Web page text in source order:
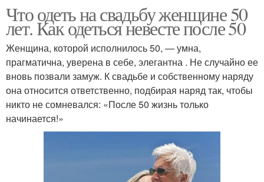
Что одеть на свадьбу женщине 50
лет. Как одеться невесте после 50
Женщина, которой исполнилось 50, — умна,
прагматична, уверена в себе, элегантна . Не случайно ее
вновь позвали замуж. К свадьбе и собственному наряду
она относится ответственно, подбирая наряд так, чтобы
никто не сомневался: «После 50 жизнь только
начинается!»